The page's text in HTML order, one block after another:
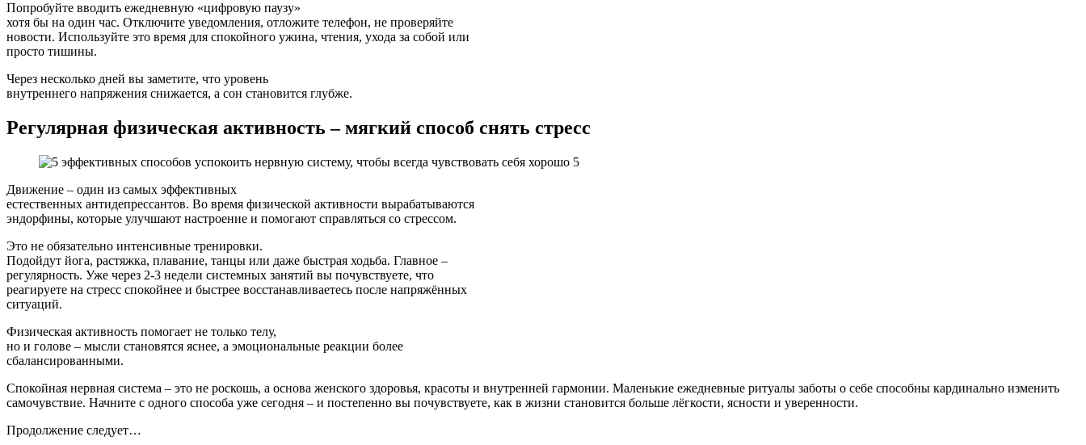
Попробуйте вводить ежедневную «цифровую паузу»
хотя бы на один час. Отключите уведомления, отложите телефон, не проверяйте
новости. Используйте это время для спокойного ужина, чтения, ухода за собой или
просто тишины.
Через несколько дней вы заметите, что уровень
внутреннего напряжения снижается, а сон становится глубже.
Регулярная физическая активность – мягкий способ снять стресс
Движение – один из самых эффективных
естественных антидепрессантов. Во время физической активности вырабатываются
эндорфины, которые улучшают настроение и помогают справляться со стрессом.
Это не обязательно интенсивные тренировки.
Подойдут йога, растяжка, плавание, танцы или даже быстрая ходьба. Главное –
регулярность. Уже через 2-3 недели системных занятий вы почувствуете, что
реагируете на стресс спокойнее и быстрее восстанавливаетесь после напряжённых
ситуаций.
Физическая активность помогает не только телу,
но и голове – мысли становятся яснее, а эмоциональные реакции более
сбалансированными.
Спокойная нервная система – это не роскошь, а основа женского здоровья, красоты и внутренней гармонии. Маленькие ежедневные ритуалы заботы о себе способны кардинально изменить
самочувствие. Начните с одного способа уже сегодня – и постепенно вы почувствуете, как в жизни становится больше лёгкости, ясности и уверенности.
Продолжение следует…